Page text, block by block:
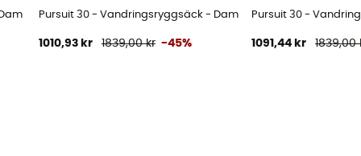
Pursuit 30 - Vandringsryggsäck - Dam
1010,93 kr 1839,00 kr -45%
Pursuit 30 -
1091,44 kr 1839,00